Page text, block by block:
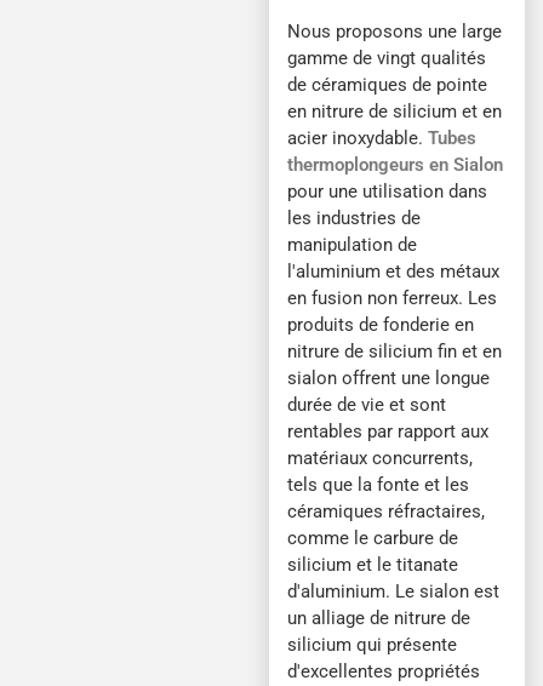
Nous proposons une large
gamme de vingt qualités
de céramiques de pointe
en nitrure de silicium et en
acier inoxydable. Tubes
thermoplongeurs en Sialon
pour une utilisation dans
les industries de
manipulation de
l'aluminium et des métaux
en fusion non ferreux. Les
produits de fonderie en
nitrure de silicium fin et en
sialon offrent une longue
durée de vie et sont
rentables par rapport aux
matériaux concurrents,
tels que la fonte et les
céramiques réfractaires,
comme le carbure de
silicium et le titanate
d'aluminium. Le sialon est
un alliage de nitrure de
silicium qui présente
d'excellentes propriétés